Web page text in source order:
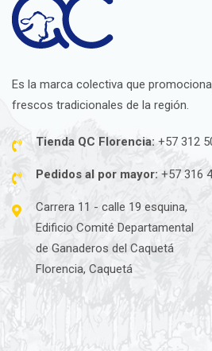
Es la marca colectiva que
frescos tradicionales de la región.
Tienda QC Florencia: +57 312
Pedidos al por mayor: +57 316
Carrera 11 - calle 19 esquina,
Edificio Comité Departamental
de Ganaderos del Caquetá
Florencia, Caquetá